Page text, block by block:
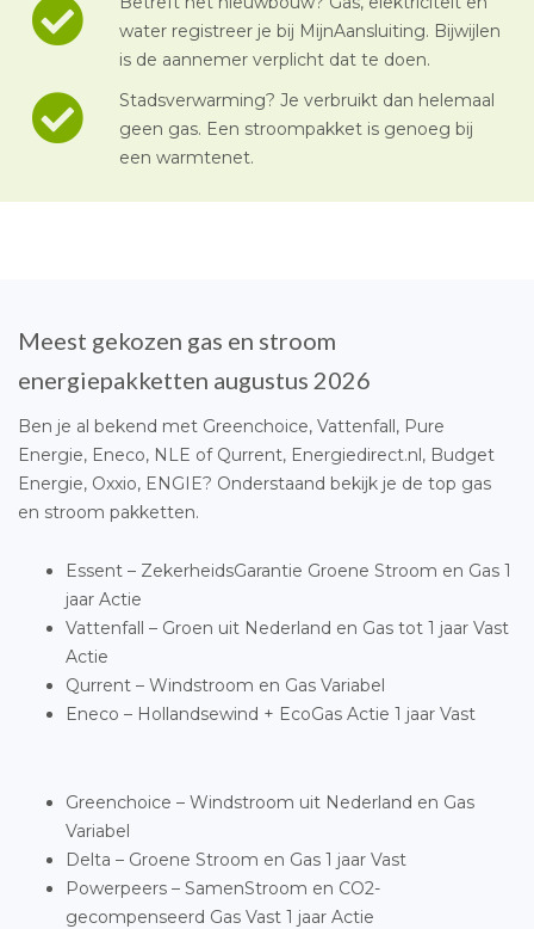
water registreer je bij MijnAansluiting. Bijwijlen
is de aannemer verplicht dat te doen.
Stadsverwarming? Je verbruikt dan helemaal
geen gas. Een stroompakket is genoeg bij
een warmtenet.
Meest gekozen gas en stroom
energiepakketten augustus 2026
Ben je al bekend met Greenchoice, Vattenfall, Pure
Energie, Eneco, NLE of Qurrent, Energiedirect.nl, Budget
Energie, Oxxio, ENGIE? Onderstaand bekijk je de top gas
en stroom pakketten.
Essent – ZekerheidsGarantie Groene Stroom en Gas 1
jaar Actie
Vattenfall – Groen uit Nederland en Gas tot 1 jaar Vast
Actie
Qurrent – Windstroom en Gas Variabel
Eneco – Hollandsewind + EcoGas Actie 1 jaar Vast
Greenchoice – Windstroom uit Nederland en Gas
Variabel
Delta – Groene Stroom en Gas 1 jaar Vast
Powerpeers – SamenStroom en CO2-
gecompenseerd Gas Vast 1 jaar Actie